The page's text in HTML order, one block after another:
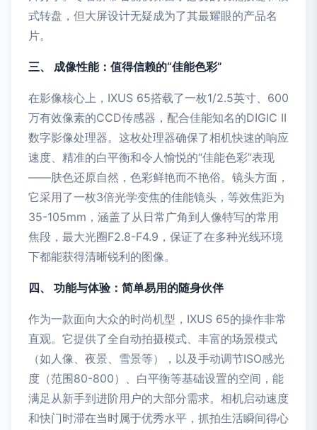
式转盘，但大屏设计无疑成为了其最耀眼的产品名
片。
三、 成像性能：值得信赖的“佳能色彩”
在影像核心上，IXUS 65搭载了一枚1/2.5英寸、600
万有效像素的CCD传感器，配合佳能知名的DIGIC II
数字影像处理器。这枚处理器确保了相机快速的响应
速度、精准的白平衡和令人愉悦的“佳能色彩”表现
——肤色还原自然，色彩鲜艳而不艳俗。镜头方面，
它采用了一枚3倍光学变焦的佳能镜头，等效焦距为
35-105mm，涵盖了从日常广角到人像特写的常用
焦段，最大光圈F2.8-F4.9，保证了在多种光线环境
下都能获得清晰锐利的图像。
四、 功能与体验：简单易用的随身伙伴
作为一款面向大众的时尚机型，IXUS 65的操作非常
直观。它提供了全自动拍摄模式、丰富的场景模式
（如人像、夜景、雪景等），以及手动调节ISO感光
度（范围80-800）、白平衡等基础设置的空间，能
满足从新手到进阶用户的大部分需求。相机启动速度
和快门时滞在当时属于优秀水平，抓拍生活瞬间得心